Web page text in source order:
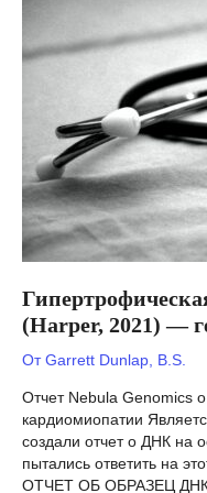
Является
простаты
генетическим?
(Harper, 2021) —
ОтGarrett Dunlap, B.S.
Отчет Nebula Genomics
кардиомиопатии
создали отчет о ДНК на
пытались ответить на
ОТЧЕТ ОБ ОБРАЗЕЦ ДНК.